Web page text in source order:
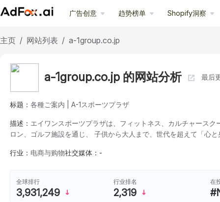
广告创意 趋势榜单 Shopify洞察
主页 / 网站列表 / a-1group.co.jp
a-1group.co.jp 的网站分析 最后
标题： 各種ご案内 | A-1スポーツプラザ
描述： エイワンスポーツプラザは、フィットネス、カルチャース
ロン、ゴルフ施設を通じ、 子供から大人まで、世代を超えて「心
行业： 电商与购物社交媒体： -
全球排行
3,931,249
行业排名
2,319
在